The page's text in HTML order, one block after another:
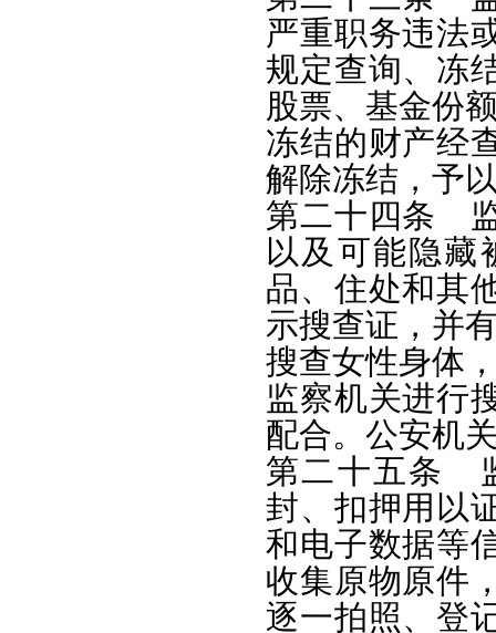
严重职务违法
规定查询、冻
股票、基金份
冻结的财产经
解除冻结，予
第二十四条
以及可能隐藏
品、住处和其
示搜查证，并
搜查女性身体
监察机关进行
配合。公安机
第二十五条
封、扣押用以
和电子数据等
收集原物原件
逐一拍照、登